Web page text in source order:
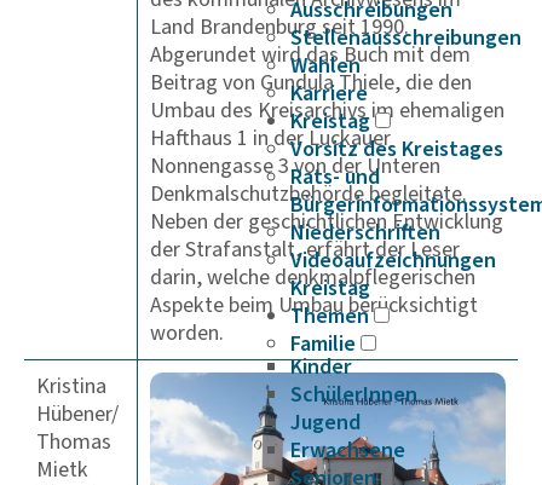
Ausschreibungen
Stellenausschreibungen
Wahlen
Karriere
Kreistag
Vorsitz des Kreistages
Rats- und
Niederschriften
Videoaufzeichnungen
Kreistag
Themen
Familie
Kinder
SchülerInnen
Jugend
Erwachsene
Senioren
Land Brandenburg seit 1990.
Abgerundet wird das Buch mit dem
Beitrag von Gundula Thiele, die den
Umbau des Kreisarchivs im ehemaligen
Hafthaus 1 in der Luckauer
Nonnengasse 3 von der Unteren
Denkmalschutzbehörde begleitete.
Neben der geschichtlichen Entwicklung
der Strafanstalt, erfährt der Leser
darin, welche denkmalpflegerischen
Aspekte beim Umbau berücksichtigt
worden.
Kristina
Hübener/
Thomas
Mietk